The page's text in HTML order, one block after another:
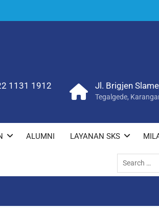
1131 1912 Jl. Brigjen
Tegalgede,
ALUMNI LAYANAN SKS
Search
for: